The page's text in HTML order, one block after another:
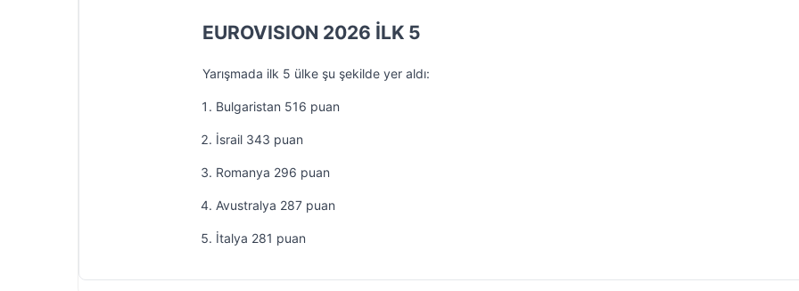
EUROVISION 2026 İLK 5
Yarışmada ilk 5 ülke şu şekilde yer aldı:
Bulgaristan 516 puan
İsrail 343 puan
Romanya 296 puan
Avustralya 287 puan
İtalya 281 puan